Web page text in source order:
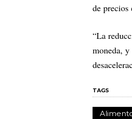
de precios
“La
moneda,
TAGS